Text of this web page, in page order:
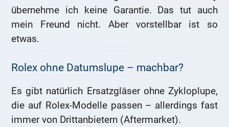
übernehme ich keine Garantie. Das tut auch
mein Freund nicht. Aber vorstellbar ist so
etwas.
Rolex ohne Datumslupe – machbar?
Es gibt natürlich Ersatzgläser ohne Zykloplupe,
die auf Rolex-Modelle passen – allerdings fast
immer von Drittanbietern (Aftermarket).